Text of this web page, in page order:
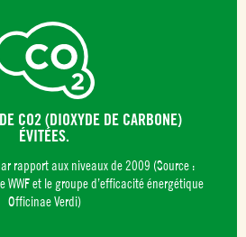
CO2 (DIOXYDE DE CARBONE)
ÉVITÉES.
rapport aux niveaux de 2009 (Source :
WWF et le groupe d’efficacité énergétique
Officinae Verdi)